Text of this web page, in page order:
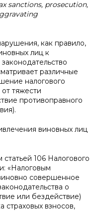
sanctions, prosecution,
как правило,
лиц к
различные
налогового
тяжести
противоправного
виновных лиц
106 Налогового
«Налоговым
совершенное
о
или бездействие)
страховых взносов,